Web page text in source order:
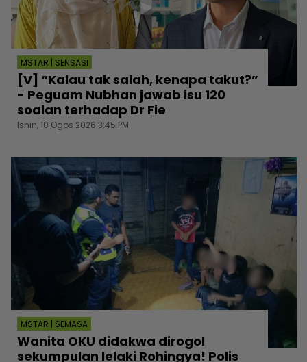
MSTAR | SENSASI
[V] “Kalau tak salah, kenapa takut?”
- Peguam Nubhan jawab isu 120
soalan terhadap Dr Fie
Isnin, 10 Ogos 2026 3:45 PM
MSTAR | SEMASA
Wanita OKU didakwa dirogol
sekumpulan lelaki Rohingya! Polis